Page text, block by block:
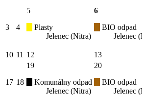
3 4
5
Plasty
Jelenec (Nitra)
6
BIO odpad
Jelenec
10 11 12 13
17 18
19
Komunálny odpad
Jelenec (Nitra)
20
BIO odpad
Jelenec